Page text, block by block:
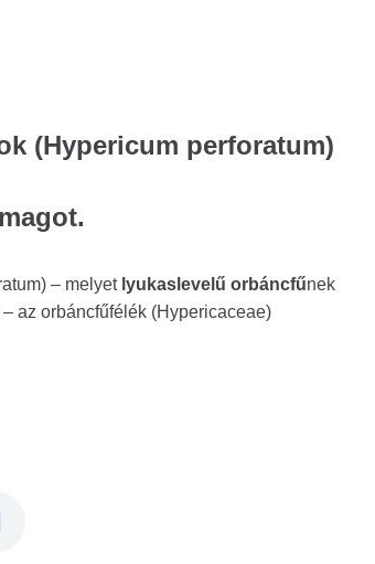
(Hypericum perforatum)
– melyet lyukaslevelű orbáncfűnek
az orbáncfűfélék (Hypericaceae)